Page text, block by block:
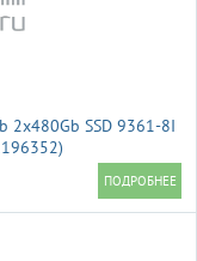
2x480Gb SSD 9361-8I